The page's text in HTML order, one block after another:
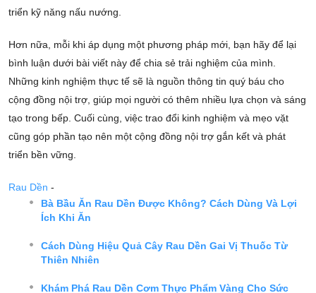
triển kỹ năng nấu nướng.
Hơn nữa, mỗi khi áp dụng một phương pháp mới, bạn hãy để lại
bình luận dưới bài viết này để chia sẻ trải nghiệm của mình.
Những kinh nghiệm thực tế sẽ là nguồn thông tin quý báu cho
cộng đồng nội trợ, giúp mọi người có thêm nhiều lựa chọn và sáng
tạo trong bếp. Cuối cùng, việc trao đổi kinh nghiệm và mẹo vặt
cũng góp phần tạo nên một cộng đồng nội trợ gắn kết và phát
triển bền vững.
Rau Dền -
Bà Bầu Ăn Rau Dền Được Không? Cách Dùng Và Lợi
Ích Khi Ăn
Cách Dùng Hiệu Quả Cây Rau Dền Gai Vị Thuốc Từ
Thiên Nhiên
Khám Phá Rau Dền Cơm Thực Phẩm Vàng Cho Sức